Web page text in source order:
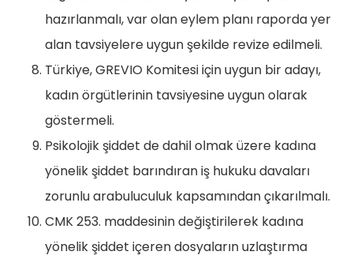
hazırlanmalı, var olan eylem planı raporda yer
alan tavsiyelere uygun şekilde revize edilmeli.
Türkiye, GREVIO Komitesi için uygun bir adayı,
kadın örgütlerinin tavsiyesine uygun olarak
göstermeli.
Psikolojik şiddet de dahil olmak üzere kadına
yönelik şiddet barındıran iş hukuku davaları
zorunlu arabuluculuk kapsamından çıkarılmalı.
CMK 253. maddesinin değiştirilerek kadına
yönelik şiddet içeren dosyaların uzlaştırma